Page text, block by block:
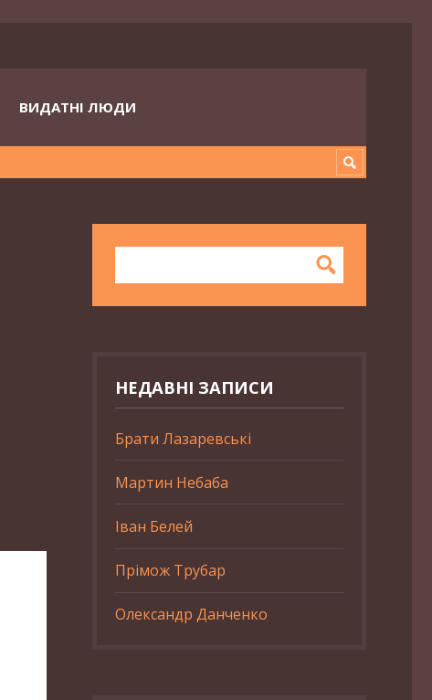
ВИДАТНІ ЛЮДИ
НЕДАВНІ ЗАПИСИ
Брати Лазаревські
Мартин Небаба
Іван Белей
Прімож Трубар
Олександр Данченко